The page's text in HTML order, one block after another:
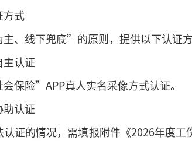
方式
、线下兜底”的原则，提供以下认证方
主认证
保险”APP真人实名采像方式认证。
助认证
认证的情况，需填报附件《2026年度